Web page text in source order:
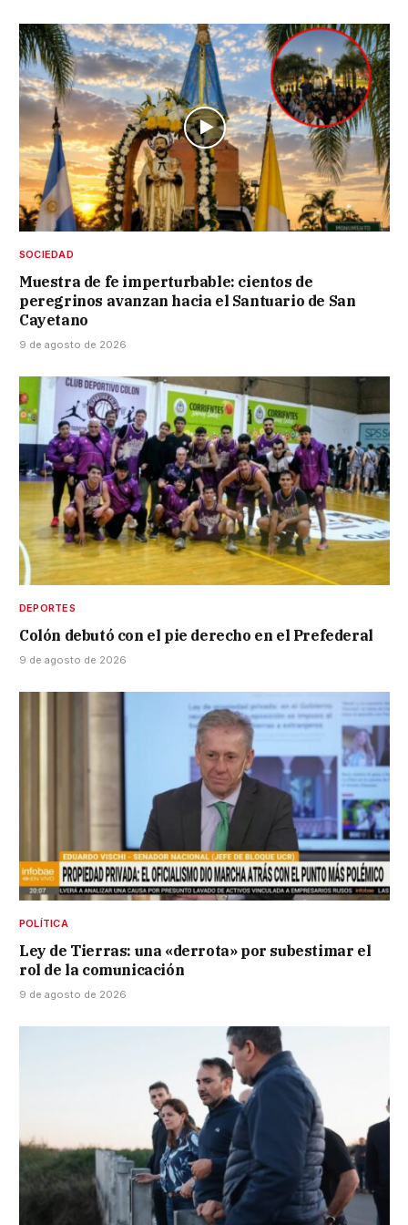
SOCIEDAD
Muestra de fe imperturbable: cientos de
peregrinos avanzan hacia el Santuario de San
Cayetano
9 de agosto de 2026
DEPORTES
Colón debutó con el pie derecho en el Prefederal
9 de agosto de 2026
POLÍTICA
Ley de Tierras: una «derrota» por subestimar el
rol de la comunicación
9 de agosto de 2026